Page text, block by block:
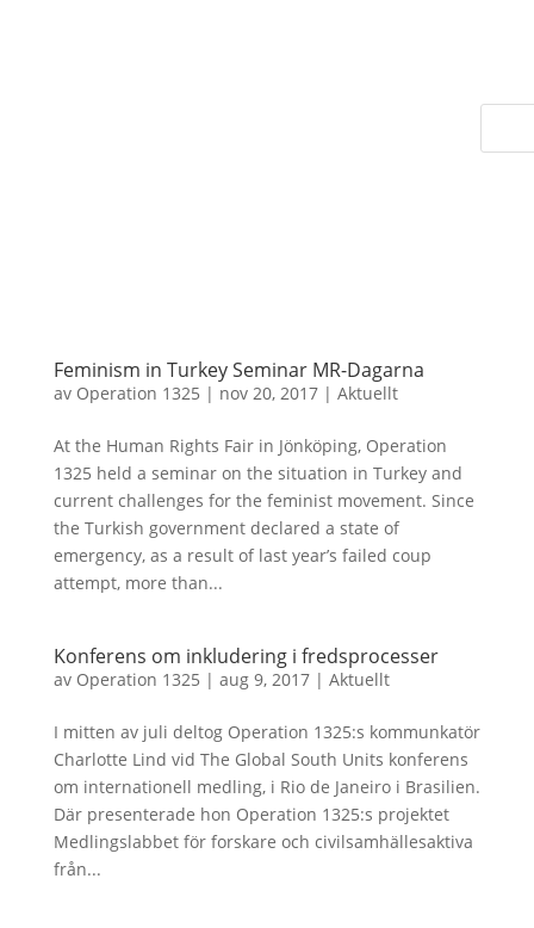
Feminism in Turkey Seminar MR-Dagarna
av Operation 1325 | nov 20, 2017| Aktuellt
At the Human Rights Fair in Jönköping, Operation
1325 held a seminar on the situation in Turkey and
current challenges for the feminist movement. Since
the Turkish government declared a state of
emergency, as a result of last year’s failed coup
attempt, more than...
Konferens om inkludering i fredsprocesser
av Operation 1325 | aug 9, 2017| Aktuellt
I mitten av juli deltog Operation 1325:s kommunkatör
Charlotte Lind vid The Global South Units konferens
om internationell medling, i Rio de Janeiro i Brasilien.
Där presenterade hon Operation 1325:s projektet
Medlingslabbet för forskare och civilsamhällesaktiva
från...